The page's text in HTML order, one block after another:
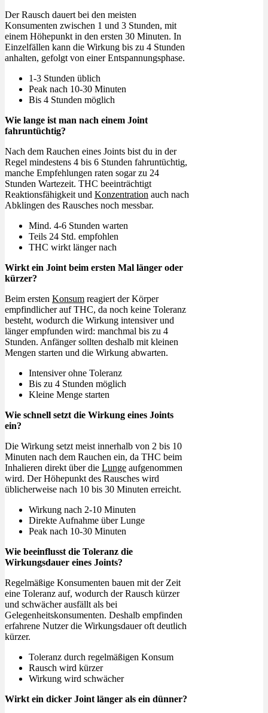
Der Rausch dauert bei den meisten
Konsumenten zwischen 1 und 3 Stunden, mit
einem Höhepunkt in den ersten 30 Minuten. In
Einzelfällen kann die Wirkung bis zu 4 Stunden
anhalten, gefolgt von einer Entspannungsphase.
1-3 Stunden üblich
Peak nach 10-30 Minuten
Bis 4 Stunden möglich
Wie lange ist man nach einem Joint
fahruntüchtig?
Nach dem Rauchen eines Joints bist du in der
Regel mindestens 4 bis 6 Stunden fahruntüchtig,
manche Empfehlungen raten sogar zu 24
Stunden Wartezeit. THC beeinträchtigt
Reaktionsfähigkeit und Konzentration auch nach
Abklingen des Rausches noch messbar.
Mind. 4-6 Stunden warten
Teils 24 Std. empfohlen
THC wirkt länger nach
Wirkt ein Joint beim ersten Mal länger oder
kürzer?
Beim ersten Konsum reagiert der Körper
empfindlicher auf THC, da noch keine Toleranz
besteht, wodurch die Wirkung intensiver und
länger empfunden wird: manchmal bis zu 4
Stunden. Anfänger sollten deshalb mit kleinen
Mengen starten und die Wirkung abwarten.
Intensiver ohne Toleranz
Bis zu 4 Stunden möglich
Kleine Menge starten
Wie schnell setzt die Wirkung eines Joints
ein?
Die Wirkung setzt meist innerhalb von 2 bis 10
Minuten nach dem Rauchen ein, da THC beim
Inhalieren direkt über die Lunge aufgenommen
wird. Der Höhepunkt des Rausches wird
üblicherweise nach 10 bis 30 Minuten erreicht.
Wirkung nach 2-10 Minuten
Direkte Aufnahme über Lunge
Peak nach 10-30 Minuten
Wie beeinflusst die Toleranz die
Wirkungsdauer eines Joints?
Regelmäßige Konsumenten bauen mit der Zeit
eine Toleranz auf, wodurch der Rausch kürzer
und schwächer ausfällt als bei
Gelegenheitskonsumenten. Deshalb empfinden
erfahrene Nutzer die Wirkungsdauer oft deutlich
kürzer.
Toleranz durch regelmäßigen Konsum
Rausch wird kürzer
Wirkung wird schwächer
Wirkt ein dicker Joint länger als ein dünner?